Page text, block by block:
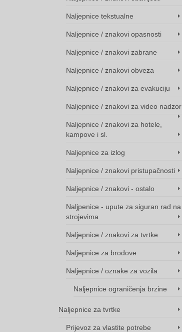
Naljepnice tekstualne
Naljepnice / znakovi opasnosti
Naljepnice / znakovi zabrane
Naljepnice / znakovi obveza
Naljepnice / znakovi za evakuciju
Naljepnice / znakovi za video nadzor
Naljepnice / znakovi za hotele,
kampove i sl.
Naljepnice za izlog
Naljepnice / znakovi pristupačnosti
Naljepnice / znakovi - ostalo
Naljpenice - upute za siguran rad na
strojevima
Naljepnice / znakovi za tvrtke
Naljepnice za brodove
Naljepnice / oznake za vozila
Naljepnice ograničenja brzine
Naljepnice za tvrtke
Prijevoz za vlastite potrebe